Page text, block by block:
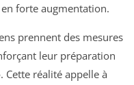
forte augmentation.
prennent des mesures
leur préparation
. Cette réalité appelle à